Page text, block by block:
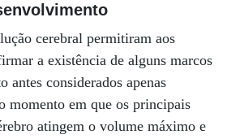
cerebral permitiram aos
a existência de alguns marcos
antes considerados apenas
momento em que os principais
atingem o volume máximo e